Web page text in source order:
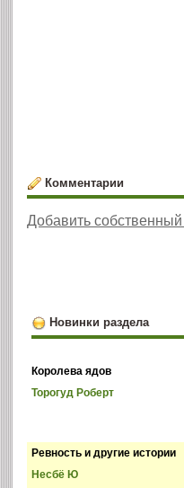
Комментарии
Добавить
Новинки раздела
Королева ядов
Торогуд Роберт
Ревность и другие истории
Несбё Ю